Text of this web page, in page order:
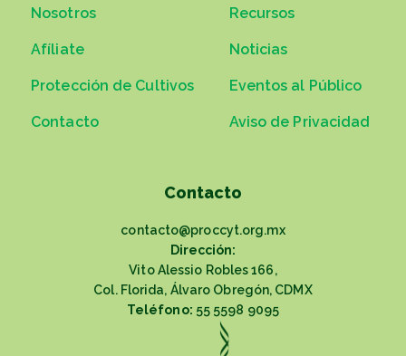
Nosotros
Afíliate
Protección de Cultivos
Contacto
Recursos
Noticias
Eventos al Público
Aviso de Privacidad
Contacto
contacto@proccyt.org.mx
Dirección:
Vito Alessio Robles 166,
Col. Florida, Álvaro Obregón, CDMX
Teléfono: 55 5598 9095